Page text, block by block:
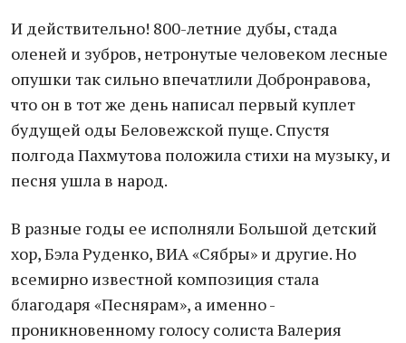
И действительно! 800-летние дубы, стада
оленей и зубров, нетронутые человеком лесные
опушки так сильно впечатлили Добронравова,
что он в тот же день написал первый куплет
будущей оды Беловежской пуще. Спустя
полгода Пахмутова положила стихи на музыку, и
песня ушла в народ.
В разные годы ее исполняли Большой детский
хор, Бэла Руденко, ВИА «Сябры» и другие. Но
всемирно известной композиция стала
благодаря «Песнярам», а именно -
проникновенному голосу солиста Валерия